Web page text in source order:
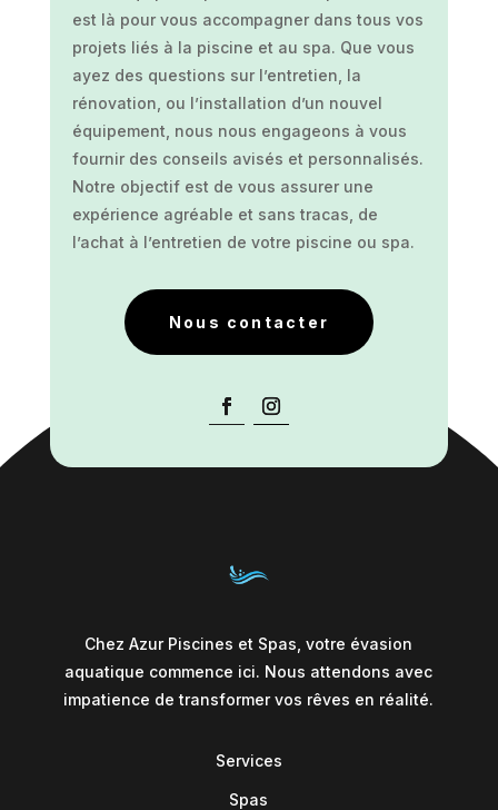
est là pour vous accompagner dans tous vos
projets liés à la piscine et au spa. Que vous
ayez des questions sur l’entretien, la
rénovation, ou l’installation d’un nouvel
équipement, nous nous engageons à vous
fournir des conseils avisés et personnalisés.
Notre objectif est de vous assurer une
expérience agréable et sans tracas, de
l’achat à l’entretien de votre piscine ou spa.
Nous contacter
Chez Azur Piscines et Spas, votre évasion
aquatique commence ici. Nous attendons avec
impatience de transformer vos rêves en réalité.
Services
Spas